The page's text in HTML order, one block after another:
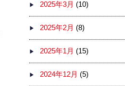
2025年3月 (10)
2025年2月 (8)
2025年1月 (15)
2024年12月 (5)